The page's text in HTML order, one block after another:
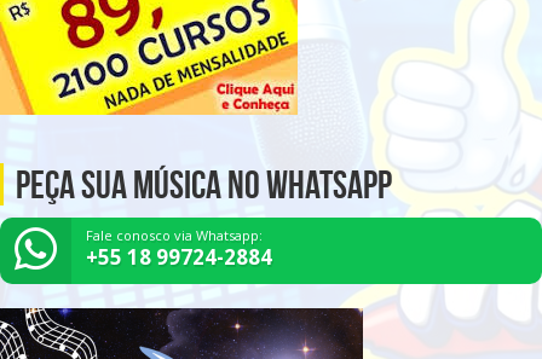
Peça Sua Música no Whatsapp
Fale conosco via Whatsapp:
+55 18 99724-2884